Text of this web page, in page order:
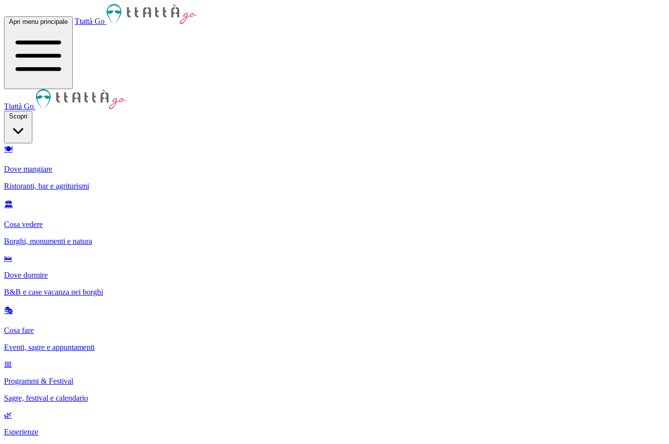
Apri menu principale Ttattà Go
Ttattà Go
Scopri
🍽
Dove mangiare
Ristoranti, bar e agriturismi
🏛
Cosa vedere
Borghi, monumenti e natura
🛌
Dove dormire
B&B e case vacanza nei borghi
🎭
Cosa fare
Eventi, sagre e appuntamenti
📅
Programmi & Festival
Sagre, festival e calendario
🌿
Esperienze